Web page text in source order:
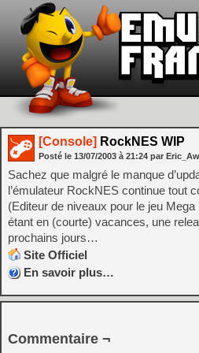
[Console] RockNES WIP
Posté le 13/07/2003 à 21:24 par Eric_Aw
Sachez que malgré le manque
l’émulateur RockNES continue tout
(Editeur de niveaux pour le jeu
étant en (courte) vacances, une
prochains jours…
Site Officiel
En savoir plus…
Commentaire ¬